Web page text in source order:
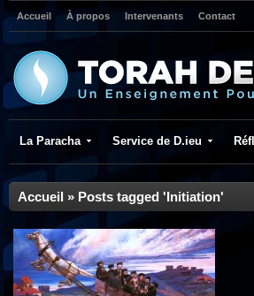
Accueil À propos Intervenants Contact
La Paracha Service de D.ieu
Accueil » Posts tagged 'Initiation'